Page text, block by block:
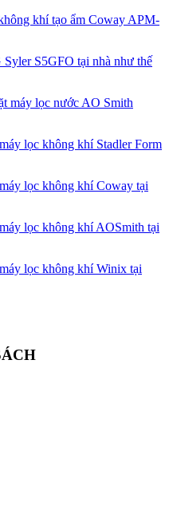
khí tạo ẩm Coway APM-
S5GFO tại nhà như thế
máy lọc nước AO Smith
lọc không khí Stadler Form
lọc không khí Coway tại
lọc không khí AOSmith tại
lọc không khí Winix tại